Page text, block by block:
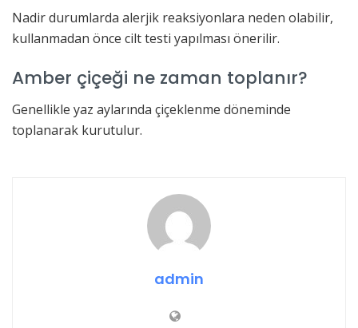
Nadir durumlarda alerjik reaksiyonlara neden olabilir,
kullanmadan önce cilt testi yapılması önerilir.
Amber çiçeği ne zaman toplanır?
Genellikle yaz aylarında çiçeklenme döneminde
toplanarak kurutulur.
admin